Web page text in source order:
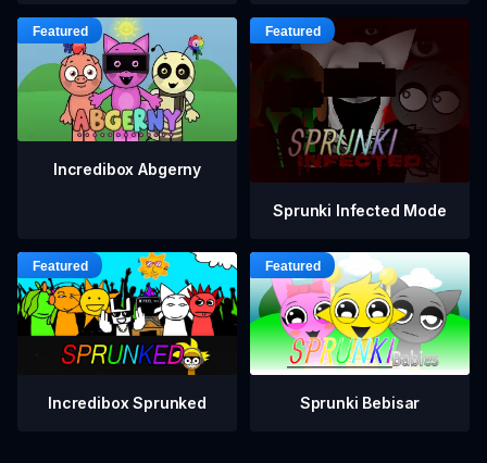
Incredibox Abgerny
Sprunki Infected Mode
Incredibox Sprunked Sprunki Bebisar